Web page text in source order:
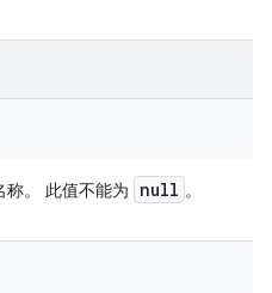
称。 此值不能为 null 。